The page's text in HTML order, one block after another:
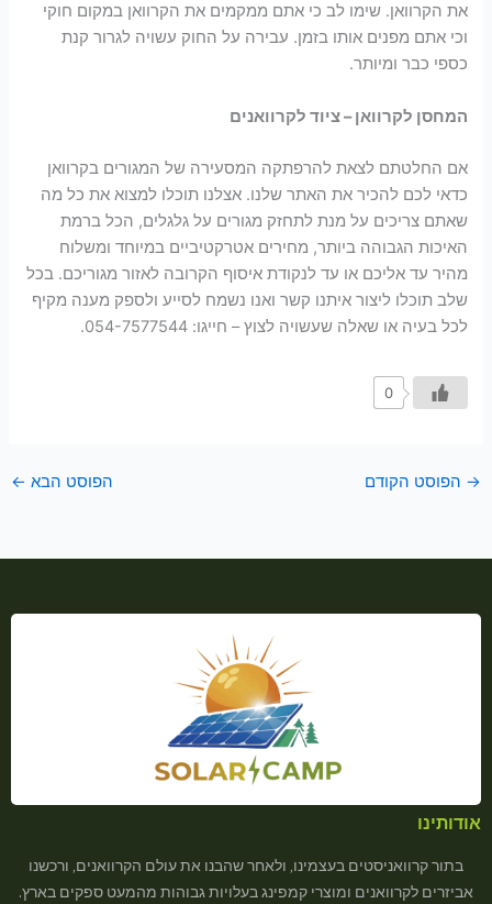
את הקרוואן. שימו לב כי אתם ממקמים את הקרוואן במקום חוקי
וכי אתם מפנים אותו בזמן. עבירה על החוק עשויה לגרור קנת
כספי כבר ומיותר.
המחסן לקרוואן – ציוד לקרוואנים
אם החלטתם לצאת להרפתקה המסעירה של המגורים בקרוואן
כדאי לכם להכיר את האתר שלנו. אצלנו תוכלו למצוא את כל מה
שאתם צריכים על מנת לתחזק מגורים על גלגלים, הכל ברמת
האיכות הגבוהה ביותר, מחירים אטרקטיביים במיוחד ומשלוח
מהיר עד אליכם או עד לנקודת איסוף הקרובה לאזור מגוריכם. בכל
שלב תוכלו ליצור איתנו קשר ואנו נשמח לסייע ולספק מענה מקיף
לכל בעיה או שאלה שעשויה לצוץ – חייגו: 054-7577544.
0
→ הפוסט הקודם הפוסט הבא ←
אודותינו
בתור קרוואניסטים בעצמינו, ולאחר שהבנו את עולם הקרוואנים, ורכשנו
אביזרים לקרוואנים ומוצרי קמפינג בעלויות גבוהות מהמעט ספקים בארץ.